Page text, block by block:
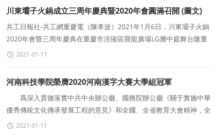
川東壩子火鍋成立三周年慶典暨2020年會圓滿召開 (圖文)
共工日報社-共工網重慶電（陳孝波）2021年1月6日，川東壩子火鍋
2020年會暨三周年慶典在重慶市涪陵區寶龍廣場LG層中庭舞台隆重
舉行。重慶市火鍋協會、重慶市餐飲行業協會、重
2021-01-11
河南科技學院榮膺2020河南漢字大賽大學組冠軍
爲深入貫徹落實中共中央辦公廳、國務院辦公廳《關于實施中華
優秀傳統文化傳承發展工程的意見》和全國、全省教育大會精神，全
面加強各級各類學校國家通用語言文字教育，
2021-01-11